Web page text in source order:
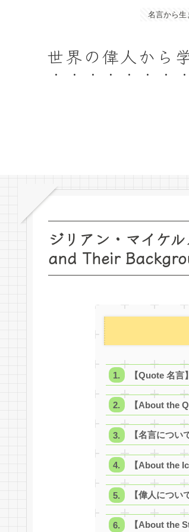
名言から生
世界の偉人か
ジリアン・マイケ
and Their
【Quote 名言】
【About the
【名言につい
【About the
【偉人につい
【About the